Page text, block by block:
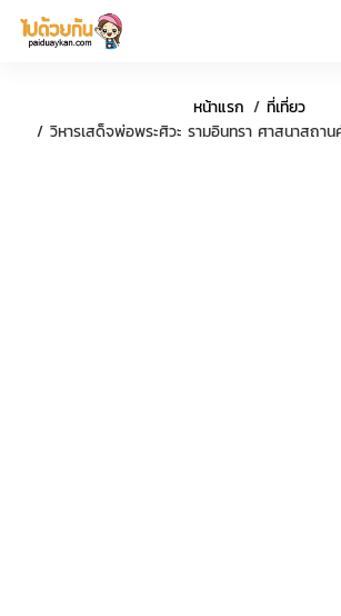
แ
หน้าแรก
ที่เที่ยว
วิหารเสด็จพ่อพระศิวะ รามอินทรา ศาสนาสถา